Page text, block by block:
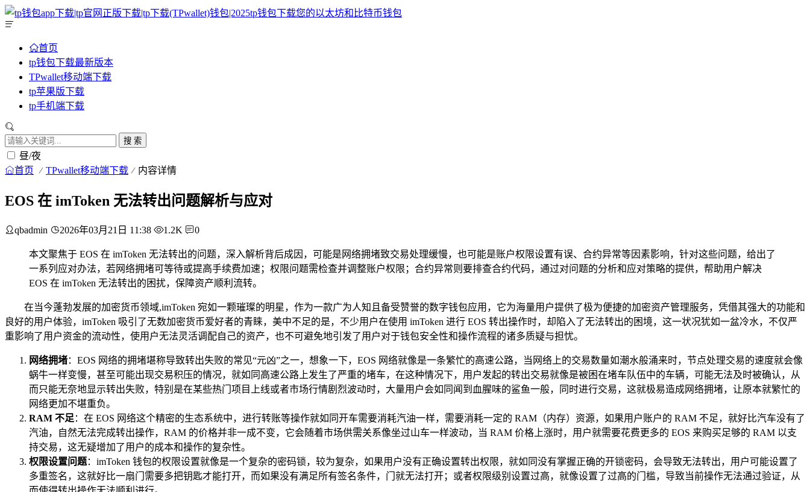
首页
tp钱包下载最新版本
TPwallet移动端下载
tp苹果版下载
tp手机端下载
搜 索
昼/夜
首页 TPwallet移动端下载 内容详情
EOS 在 imToken 无法转出问题解析与应对
qbadmin 2026年03月21日 11:38 1.2K 0
本文聚焦于 EOS 在 imToken 无法转出的问题，深入解析背后成因，可能是网络拥堵致交易处理缓慢，也可能是账户权限设置有误、合约异常等因素影响，针对这些问题，给出了
一系列应对办法，若网络拥堵可等待或提高手续费加速；权限问题需检查并调整账户权限；合约异常则要排查合约代码，通过对问题的分析和应对策略的提供，帮助用户解决
EOS 在 imToken 无法转出的困扰，保障资产顺利流转。
在当今蓬勃发展的加密货币领域,imToken 宛如一颗璀璨的明星，作为一款广为人知且备受赞誉的数字钱包应用，它为海量用户提供了极为便捷的加密资产管理服务，凭借其强大的功能和
良好的用户体验，imToken 吸引了无数加密货币爱好者的青睐，美中不足的是，不少用户在使用 imToken 进行 EOS 转出操作时，却陷入了无法转出的困境，这一状况犹如一盆冷水，不仅严
重影响了用户资金的流动性，使用户无法灵活调配自己的资产，也不可避免地引发了用户对于钱包安全性和操作流程的诸多质疑与担忧。
网络拥堵：EOS 网络的拥堵堪称导致转出失败的常见“元凶”之一，想象一下，EOS 网络就像是一条繁忙的高速公路，当网络上的交易数量如潮水般涌来时，节点处理交易的速度就会像
蜗牛一样变慢，甚至可能出现交易积压的情况，就如同高速公路上发生了严重的堵车，在这种情况下，用户发起的转出交易就像是被困在堵车队伍中的车辆，可能无法及时被确认，从
而只能无奈地显示转出失败，特别是在某些热门项目上线或者市场行情剧烈波动时，大量用户会如同闻到血腥味的鲨鱼一般，同时进行交易，这就极易造成网络拥堵，让原本就繁忙的
网络更加不堪重负。
RAM 不足 ：在 EOS 网络这个精密的生态系统中，进行转账等操作就如同开车需要消耗汽油一样，需要消耗一定的 RAM（内存）资源，如果用户账户的 RAM 不足，就好比汽车没有了
汽油，自然无法完成转出操作，RAM 的价格并非一成不变，它会随着市场供需关系像坐过山车一样波动，当 RAM 价格上涨时，用户就需要花费更多的 EOS 来购买足够的 RAM 以支
持交易，这无疑增加了用户的成本和操作的复杂性。
权限设置问题：imToken 钱包的权限设置就像是一个复杂的密码锁，较为复杂，如果用户没有正确设置转出权限，就如同没有掌握正确的开锁密码，会导致无法转出，用户可能设置了
多重签名，这就好比一扇门需要多把钥匙才能打开，而如果没有满足所有签名条件，门就无法打开；或者权限级别设置过高，就像设置了过高的门槛，导致当前操作无法通过验证，从